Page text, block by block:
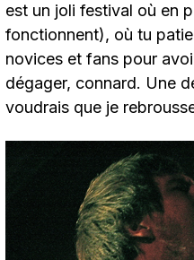
est un joli festival où en
fonctionnent), où tu
novices et fans pour
dégager, connard. Une
voudrais que je